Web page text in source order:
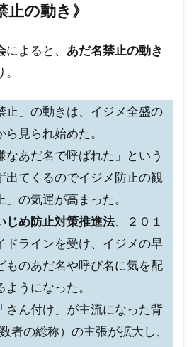
止の動き》
によると、 あだ名禁止の動き
止」の動きは、イジメ全盛の
見られ始めた。
なあだ名で呼ばれた」という
出てくるのでイジメ防止の観
の気運が高まった。
じめ防止対策推進法、２０１
ドラインを受け、イジメの早
ものあだ名や呼び名に気を配
うになった。
さん付け」が主流になった背
者の総称）の主張が拡大し、